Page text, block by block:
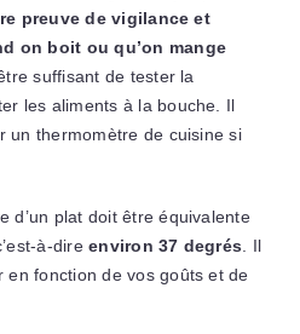
preuve de vigilance et
on boit ou qu’on mange
suffisant de tester la
les aliments à la bouche. Il
un thermomètre de cuisine si
d’un plat doit être équivalente
à-direenviron 37 degrés . Il
en fonction de vos goûts et de